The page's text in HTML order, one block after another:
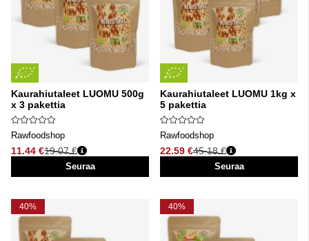
Kaurahiutaleet LUOMU 500g
x 3 pakettia
Rawfoodshop
11.44 €
Normaali hinta
19.07 €
Seuraa
Kaurahiutaleet LUOMU 1kg x
5 pakettia
Rawfoodshop
22.59 €
Normaali hinta
45.18 €
Seuraa
40% 40%